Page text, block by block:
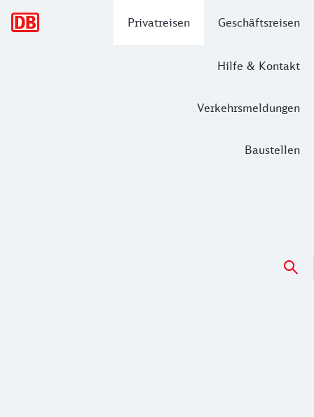
Privatreisen Geschäftsreisen
Hilfe & Kontakt
Verkehrsmeldungen
Baustellen